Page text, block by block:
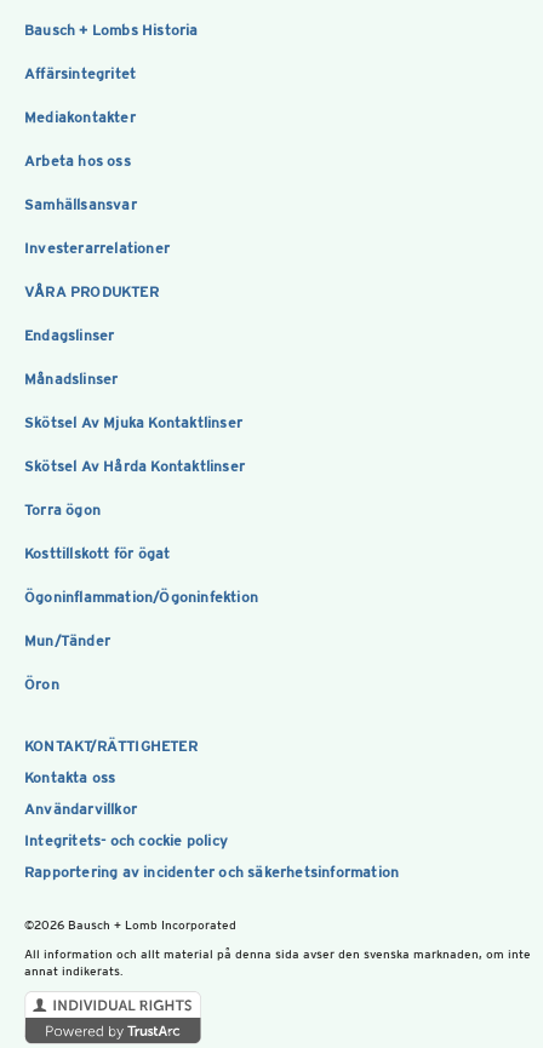
Bausch + Lombs Historia
Affärsintegritet
Mediakontakter
Arbeta hos oss
Samhällsansvar
Investerarrelationer
VÅRA PRODUKTER
Endagslinser
Månadslinser
Skötsel Av Mjuka Kontaktlinser
Skötsel Av Hårda Kontaktlinser
Torra ögon
Kosttillskott för ögat
Ögoninflammation/Ögoninfektion
Mun/Tänder
Öron
KONTAKT/RÄTTIGHETER
Kontakta oss
Användarvillkor
Integritets- och cockie policy
Rapportering av incidenter och säkerhetsinformation
©2026 Bausch + Lomb Incorporated
All information och allt material på denna sida avser den svenska marknaden, om inte
annat indikerats.